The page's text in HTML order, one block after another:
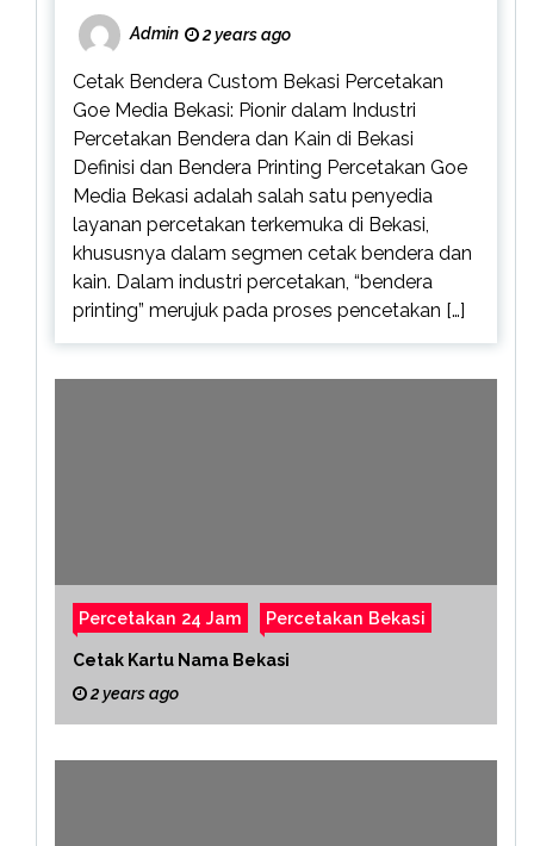
Admin 2 years ago
Cetak Bendera Custom Bekasi Percetakan
Goe Media Bekasi: Pionir dalam Industri
Percetakan Bendera dan Kain di Bekasi
Definisi dan Bendera Printing Percetakan Goe
Media Bekasi adalah salah satu penyedia
layanan percetakan terkemuka di Bekasi,
khususnya dalam segmen cetak bendera dan
kain. Dalam industri percetakan, “bendera
printing” merujuk pada proses pencetakan […]
Percetakan 24 Jam Percetakan Bekasi
Cetak Kartu Nama Bekasi
2 years ago